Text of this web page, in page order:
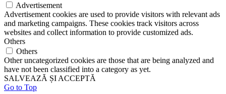
Advertisement
Advertisement cookies are used to provide visitors with relevant ads
and marketing campaigns. These cookies track visitors across
websites and collect information to provide customized ads.
Others
Others
Other uncategorized cookies are those that are being analyzed and
have not been classified into a category as yet.
SALVEAZĂ ȘI ACCEPTĂ
Go to Top